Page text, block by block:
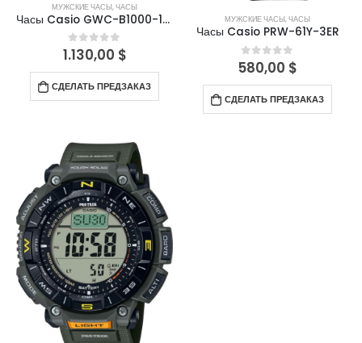
МУЖСКИЕ ЧАСЫ,ЧАСЫ
Часы Casio GWC-B1000-1A4ER
0out of 5
1.130,00 $
СДЕЛАТЬ ПРЕДЗАКАЗ
МУЖСКИЕ ЧАСЫ,ЧАСЫ
Часы Casio PRW-61Y-3ER
0out of 5
580,00 $
СДЕЛАТЬ ПРЕДЗАКАЗ